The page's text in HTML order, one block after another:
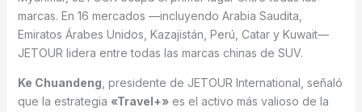
marcas. En 16 mercados —incluyendo Arabia Saudita,
Emiratos Árabes Unidos, Kazajistán, Perú, Catar y Kuwait—
JETOUR lidera entre todas las marcas chinas de SUV.
Ke Chuandeng , presidente de JETOUR International, señaló
que la estrategia «Travel+»es el activo más valioso de la